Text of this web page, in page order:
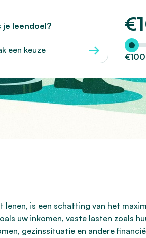
je leendoel?
een keuze
€
€100
lenen, is een schatting van het
uw inkomen, vaste lasten zoals
gezinssituatie en andere